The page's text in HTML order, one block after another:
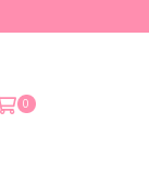
0